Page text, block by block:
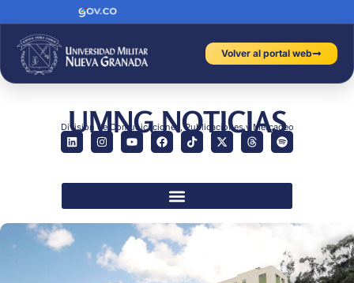
Volver al portal web
UMNG NOTICIAS
División de Comunicaciones, Publicaciones y Mercadeo